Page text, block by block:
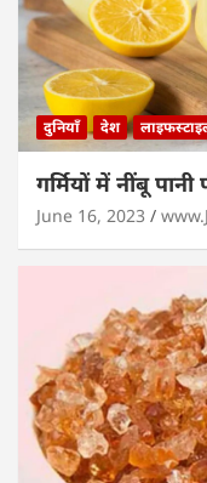
दुनियाँ देश
गर्मियों में नींबू
June 16, 2023